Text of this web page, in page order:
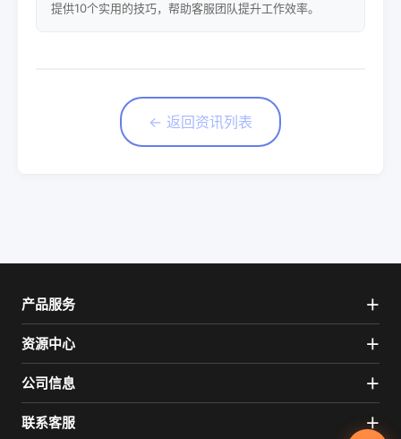
提供10个实用的技巧，帮助客服团队提升工作效率。
← 返回资讯列表
产品服务
资源中心
公司信息
联系客服